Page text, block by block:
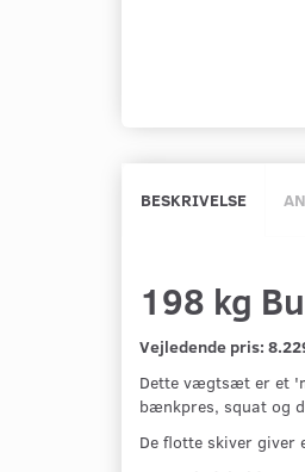
BESKRIVELSE
198 kg
Vejledende pris:
Dette vægtsæt er et
bænkpres, squat og
De flotte skiver